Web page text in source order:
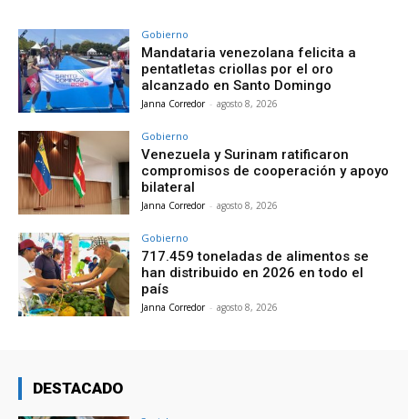
Gobierno
Mandataria venezolana felicita a
pentatletas criollas por el oro
alcanzado en Santo Domingo
Janna Corredor - agosto 8, 2026
Gobierno
Venezuela y Surinam ratificaron
compromisos de cooperación y apoyo
bilateral
Janna Corredor - agosto 8, 2026
Gobierno
717.459 toneladas de alimentos se
han distribuido en 2026 en todo el
país
Janna Corredor - agosto 8, 2026
DESTACADO